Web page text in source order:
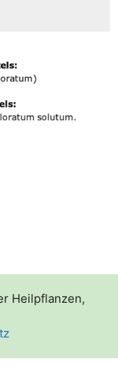
Heilpflanzen,